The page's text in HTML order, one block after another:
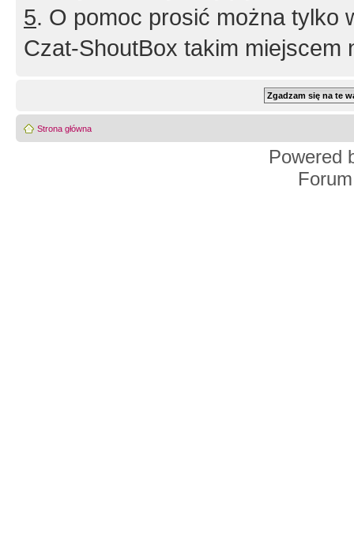
5. O pomoc prosić można tylko
Czat-ShoutBox takim miejscem
Strona główna
Powered